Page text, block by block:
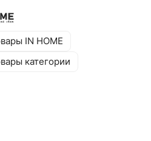
IN HOME
категории